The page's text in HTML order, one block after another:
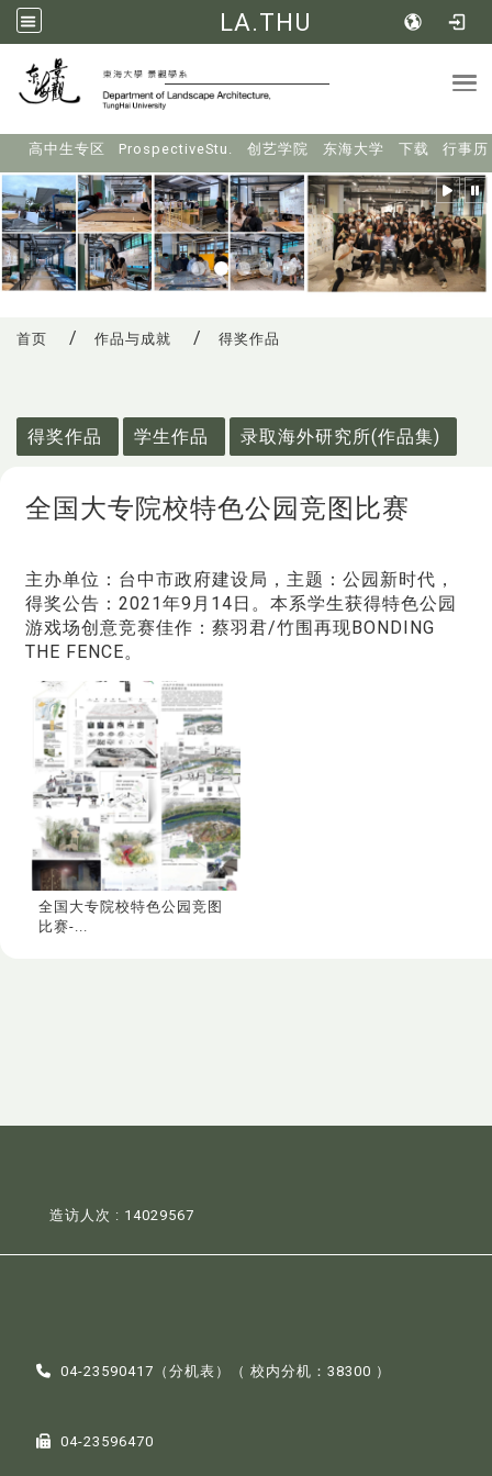
LA.THU
高中生专区 ProspectiveStu. 创艺学院 东海大学 下载 行事历
首页 作品与成就 得奖作品
得奖作品
学生作品 录取海外研究所(作品集)
全国大专院校特色公园竞图比赛
主办单位：台中市政府建设局，主题：公园新时代，
得奖公告：2021年9月14日。本系学生获得特色公园
游戏场创意竞赛佳作：蔡羽君/竹围再现BONDING
THE FENCE。
全国大专院校特色公园竞图
比赛-...
造访人次 : 14029567
04-23590417（分机表 ）（ 校内分机：38300 ）
04-23596470